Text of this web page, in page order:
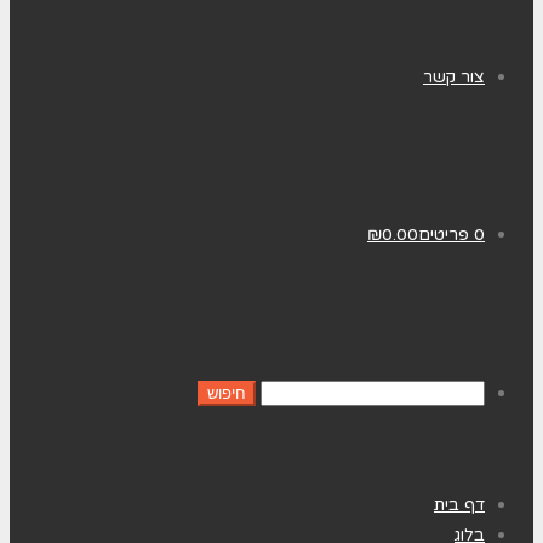
צור קשר
0 פריטים ₪0.00
דף בית
בלוג